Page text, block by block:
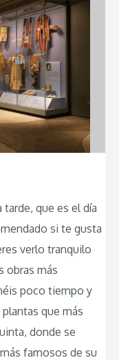
que es el día
si te gusta
verlo tranquilo
obras más
poco tiempo y
que más
donde se
famosos de su